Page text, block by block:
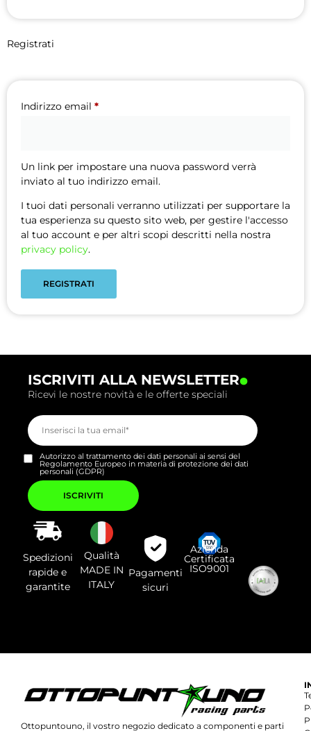
Registrati
Indirizzo email *
Un link per impostare una nuova password verrà
inviato al tuo indirizzo email.
I tuoi dati personali verranno utilizzati per supportare la
tua esperienza su questo sito web, per gestire l'accesso
al tuo account e per altri scopi descritti nella nostra
privacy policy.
REGISTRATI
ISCRIVITI ALLA NEWSLETTER.
Ricevi le nostre novità e le offerte speciali
Autorizzo al trattamento dei dati personali ai sensi del
Regolamento Europeo in materia di protezione dei dati
personali (GDPR)
Si
prega
di
lasciare
vuoto
questo
campo.
Spedizioni
rapide e
garantite
Qualità
MADE IN
ITALY
Pagamenti
sicuri
Azienda
Certificata
ISO9001
Ottopuntouno, il vostro negozio dedicato a componenti e parti